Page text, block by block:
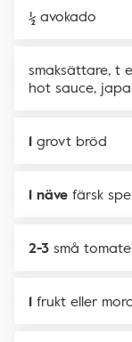
½ avokado
smaksättare, t
hot sauce,
1 grovt bröd
1 näve färsk
2-3 små
1 frukt eller